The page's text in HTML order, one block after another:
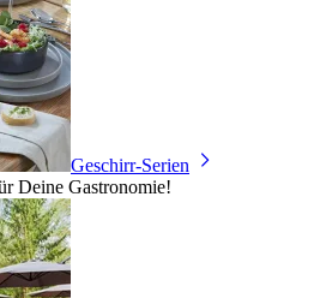
Geschirr-Serien
Deine Gastronomie!